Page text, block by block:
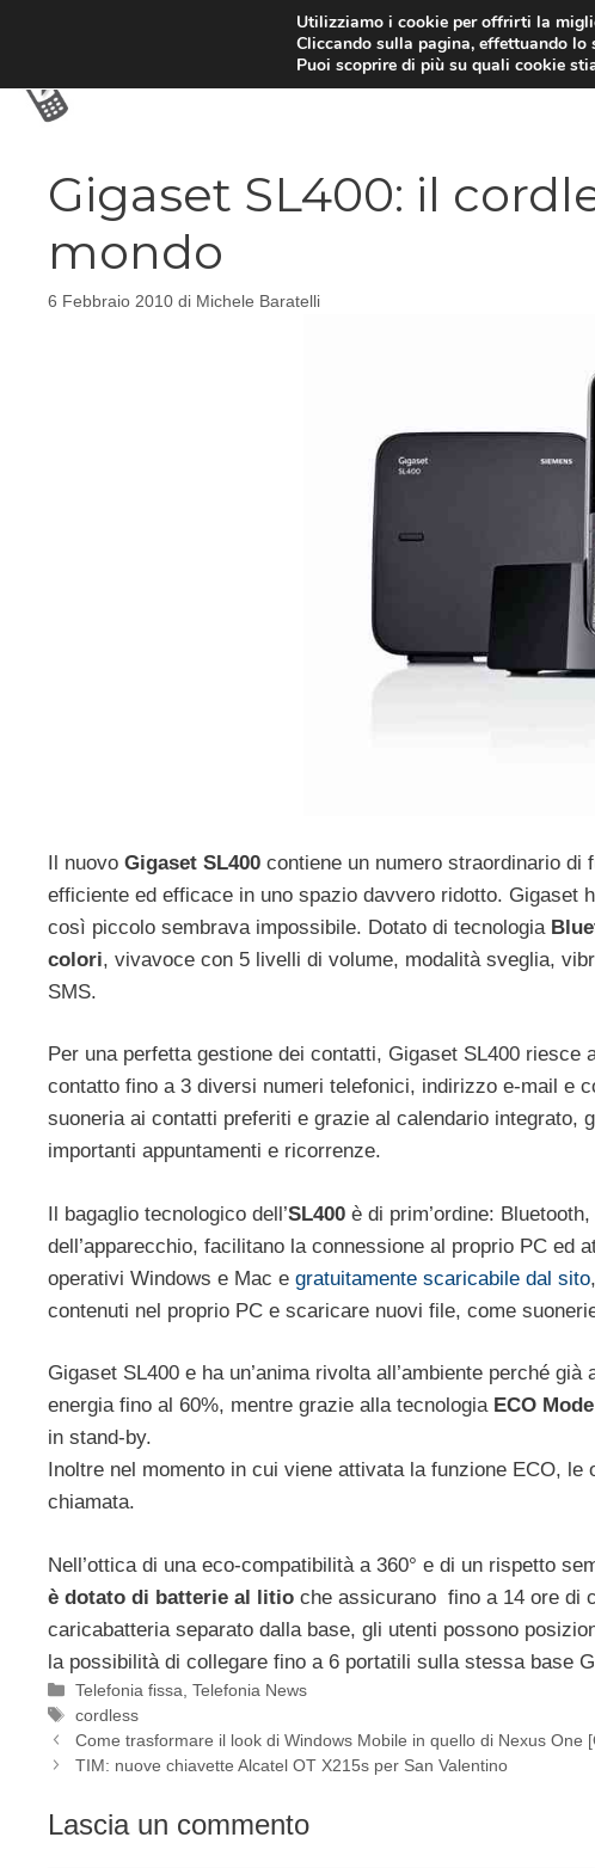
Gigaset SL400: il
mondo
6 Febbraio 2010 di Michele Baratelli
Il nuovo Gigaset SL400 contiene un numero straordinario di
efficiente ed efficace in uno spazio davvero ridotto. Gigaset
così piccolo sembrava impossibile. Dotato di tecnologia
colori, vivavoce con 5 livelli di volume, modalità sveglia,
SMS.
Per una perfetta gestione dei contatti, Gigaset SL400 riesce
contatto fino a 3 diversi numeri telefonici, indirizzo e-mail e
suoneria ai contatti preferiti e grazie al calendario integrato,
importanti appuntamenti e ricorrenze.
Il bagaglio tecnologico dell’SL400 è di prim’ordine:
dell’apparecchio, facilitano la connessione al proprio PC
operativi Windows e Mac e gratuitamente scaricabile dal sito
contenuti nel proprio PC e scaricare nuovi file, come
Gigaset SL400 e ha un’anima rivolta all’ambiente perché
energia fino al 60%, mentre grazie alla tecnologia ECO
in stand-by.
Inoltre nel momento in cui viene attivata la funzione ECO,
chiamata.
Nell’ottica di una eco-compatibilità a 360° e di un rispetto
è dotato di batterie al litio che assicurano fino a 14 ore di
caricabatteria separato dalla base, gli utenti possono
la possibilità di collegare fino a 6 portatili sulla stessa base
Categorie
Telefonia fissa ,Telefonia News
Tag
cordless
Come trasformare il look di Windows Mobile in quello di Nexus One
TIM: nuove chiavette Alcatel OT X215s per San Valentino
Lascia un commento
Utilizziamo i cookie per offrirti la
Cliccando sulla pagina, effettuando
Puoi scoprire di più su quali cookie